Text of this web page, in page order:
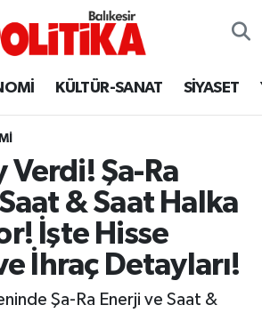
KÜLTÜR-SANAT SİYASET
Verdi! Şa-Ra
& Saat Halka
İşte Hisse
İhraç Detayları!
Şa-Ra Enerji ve Saat &
Durumu
Vakitleri
Yoğunluk Haritası
Durumu ve Fikstür